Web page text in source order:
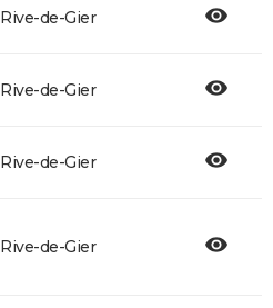
Rive-de-Gier
Rive-de-Gier
Rive-de-Gier
Rive-de-Gier